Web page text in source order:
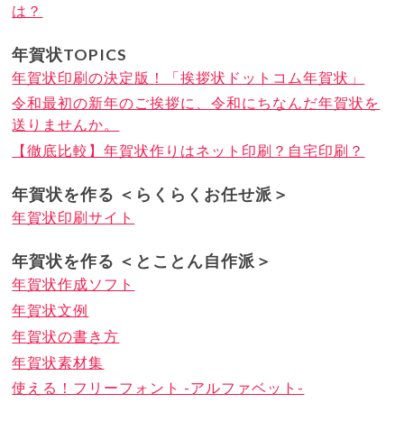
は？
年賀状TOPICS
年賀状印刷の決定版！「挨拶状ドットコム年賀状」
令和最初の新年のご挨拶に、令和にちなんだ年賀状を
送りませんか。
【徹底比較】年賀状作りはネット印刷？自宅印刷？
年賀状を作る ＜らくらくお任せ派＞
年賀状印刷サイト
年賀状を作る ＜とことん自作派＞
年賀状作成ソフト
年賀状文例
年賀状の書き方
年賀状素材集
使える！フリーフォント -アルファベット-